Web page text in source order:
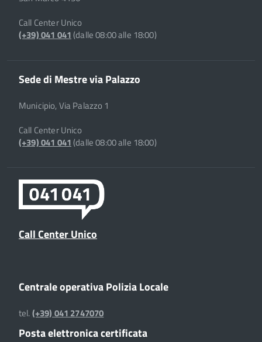
Call Center Unico
(+39) 041 041(dalle 08:00 alle 18:00)
Sede di Mestre via Palazzo
Municipio, Via Palazzo 1
Call Center Unico
(+39) 041 041(dalle 08:00 alle 18:00)
Call Center Unico
Centrale operativa Polizia Locale
tel.(+39) 041 2747070
Posta elettronica certificata